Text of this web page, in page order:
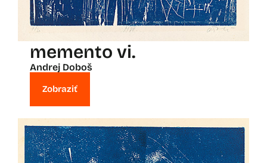
memento vi.
Andrej Doboš
Zobraziť